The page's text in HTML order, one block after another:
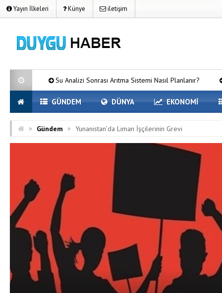
Yayın İlkeleri Künye iletişim
Su Analizi Sonrası Arıtma Sistemi Nasıl Planlanır? Kurumsal
GÜNDEM DÜNYA EKONOMİ
» Gündem » Yunanistan’da Liman İşçilerinin Grevi